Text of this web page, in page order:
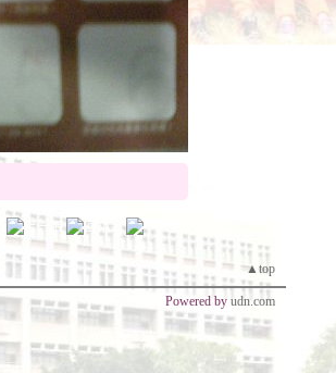
▲top
Powered by udn.com